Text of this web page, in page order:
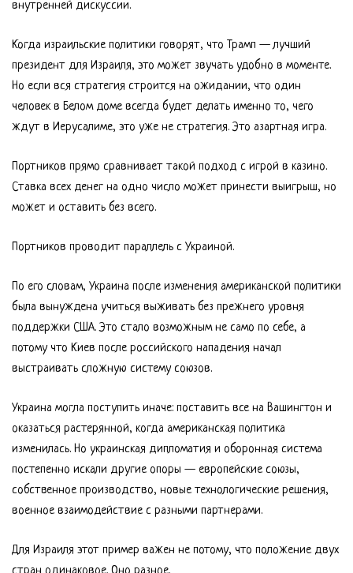
внутренней дискуссии.
Когда израильские политики говорят, что Трамп — лучший
президент для Израиля, это может звучать удобно в моменте.
Но если вся стратегия строится на ожидании, что один
человек в Белом доме всегда будет делать именно то, чего
ждут в Иерусалиме, это уже не стратегия. Это азартная игра.
Портников прямо сравнивает такой подход с игрой в казино.
Ставка всех денег на одно число может принести выигрыш, но
может и оставить без всего.
Портников проводит параллель с Украиной.
По его словам, Украина после изменения американской политики
была вынуждена учиться выживать без прежнего уровня
поддержки США. Это стало возможным не само по себе, а
потому что Киев после российского нападения начал
выстраивать сложную систему союзов.
Украина могла поступить иначе: поставить все на Вашингтон и
оказаться растерянной, когда американская политика
изменилась. Но украинская дипломатия и оборонная система
постепенно искали другие опоры — европейские союзы,
собственное производство, новые технологические решения,
военное взаимодействие с разными партнерами.
Для Израиля этот пример важен не потому, что положение двух